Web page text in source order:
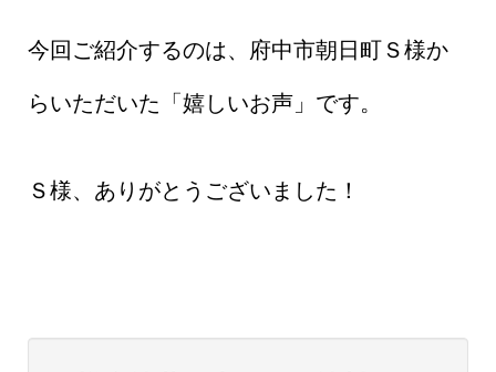
今回ご紹介するのは、府中市朝日町Ｓ様か
らいただいた「嬉しいお声」です。
Ｓ様、ありがとうございました！